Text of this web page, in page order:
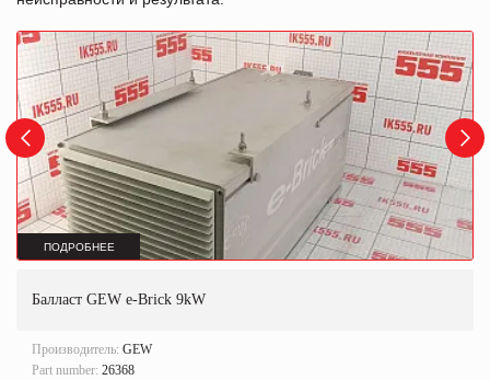
ПОДРОБНЕЕ
Балласт GEW e-Brick 9kW
Производитель: GEW
Part number: 26368